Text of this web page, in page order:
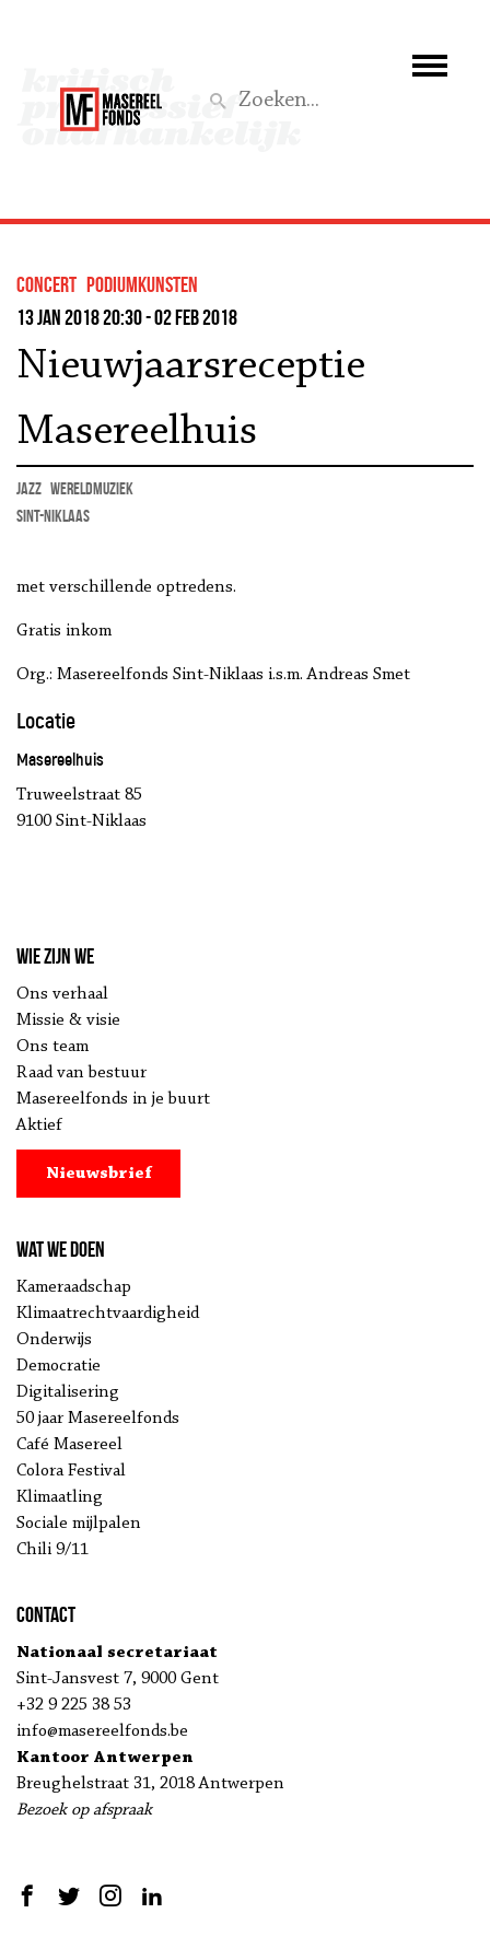
Wat we doen
Steun ons
Aktief
concert podiumkunsten
13 jan 2018 20:30 - 02 feb 2018
Nieuwjaarsreceptie
Masereelhuis
jazz wereldmuziek
Sint-Niklaas
met verschillende optredens.
Gratis inkom
Org.: Masereelfonds Sint-Niklaas i.s.m. Andreas Smet
Locatie
Masereelhuis
Truweelstraat 85
9100 Sint-Niklaas
Wie zijn we
Ons verhaal
Missie & visie
Ons team
Raad van bestuur
Masereelfonds in je buurt
Aktief
Nieuwsbrief
Wat we doen
Kameraadschap
Klimaatrechtvaardigheid
Onderwijs
Democratie
Digitalisering
50 jaar Masereelfonds
Café Masereel
Colora Festival
Klimaatling
Sociale mijlpalen
Chili 9/11
Contact
Nationaal secretariaat
Sint-Jansvest 7, 9000 Gent
+32 9 225 38 53
info@masereelfonds.be
Kantoor Antwerpen
Breughelstraat 31, 2018 Antwerpen
Bezoek op afspraak